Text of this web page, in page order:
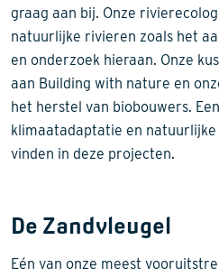
graag aan bij. Onze
natuurlijke rivieren zoals het
en onderzoek hieraan. Onze
aan Building with nature en
het herstel van biobouwers.
klimaatadaptatie en natuurlijke
vinden in deze projecten.
De Zandvleugel
Eén van onze meest